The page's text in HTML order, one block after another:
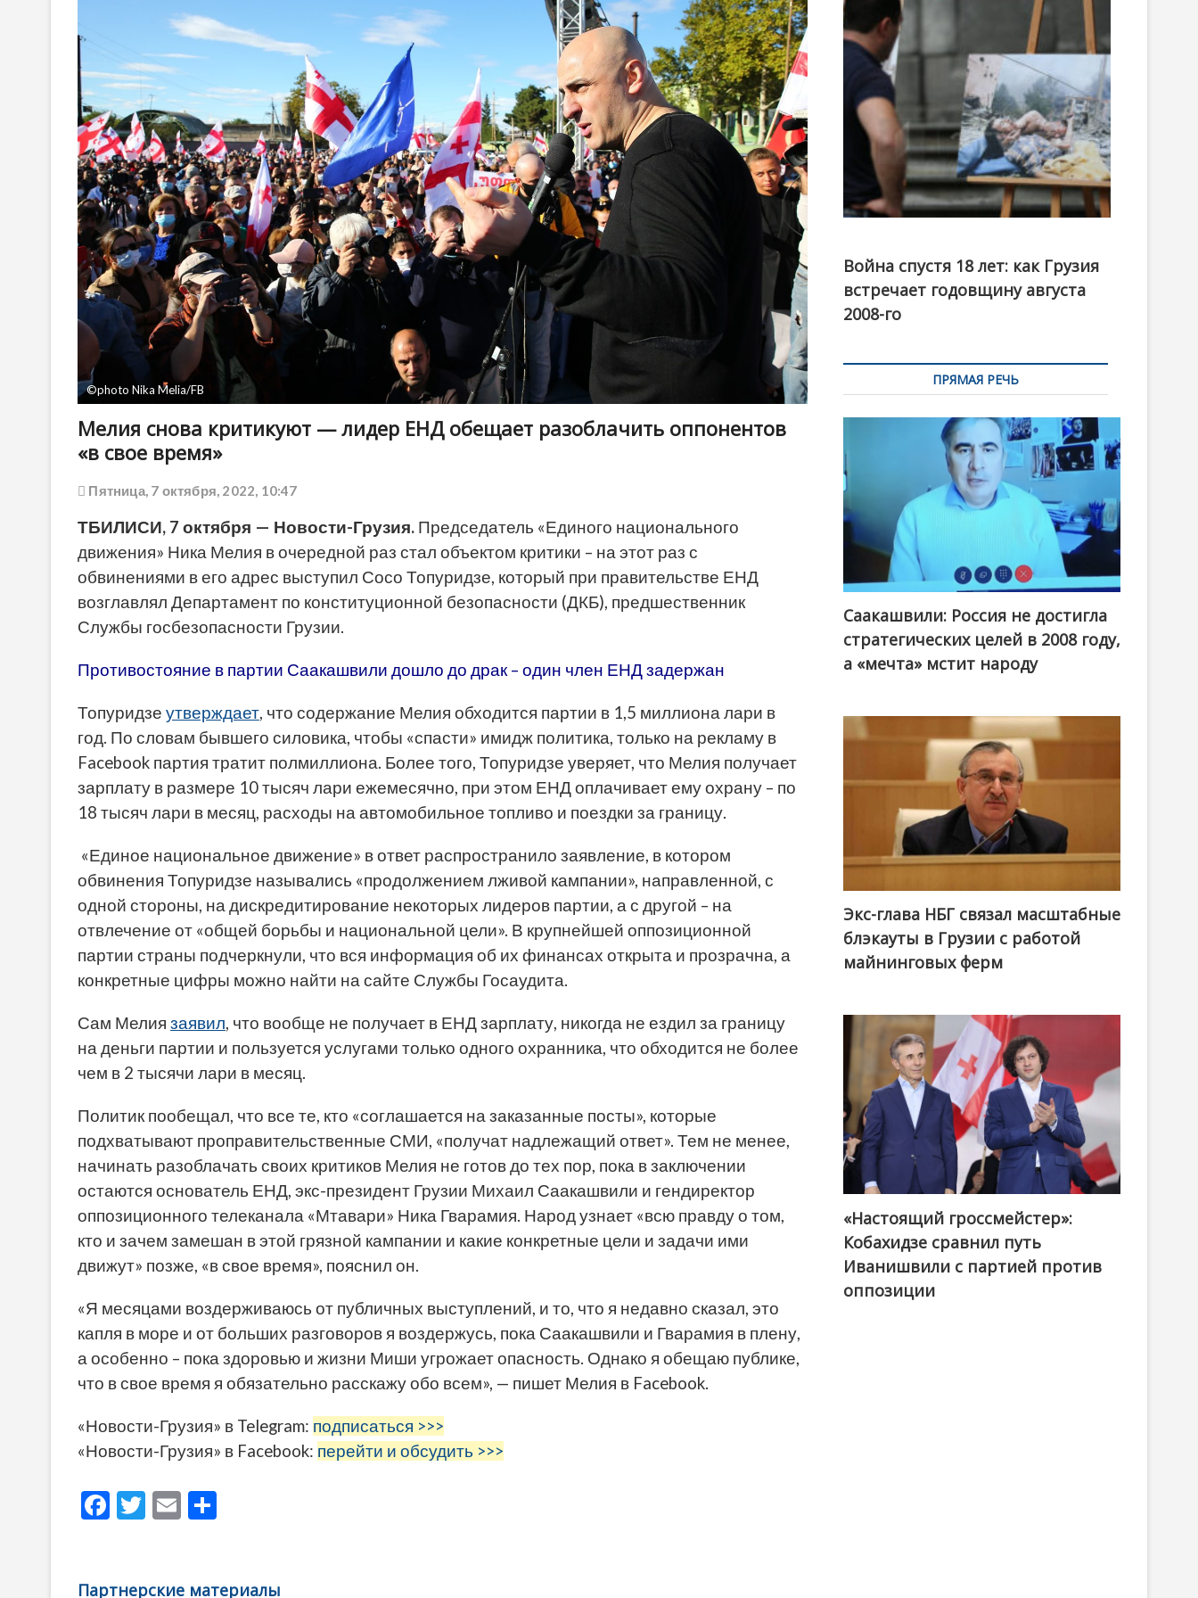
o
n
©photo Nika Melia/FB
Мелия снова критикуют — лидер ЕНД обещает разоблачить оппонентов
«в свое время»
Пятница, 7 октября, 2022, 10:47
ТБИЛИСИ, 7 октября — Новости-Грузия. Председатель «Единого национального
движения» Ника Мелия в очередной раз стал объектом критики – на этот раз с
обвинениями в его адрес выступил Сосо Топуридзе, который при правительстве ЕНД
возглавлял Департамент по конституционной безопасности (ДКБ), предшественник
Службы госбезопасности Грузии.
Противостояние в партии Саакашвили дошло до драк – один член ЕНД задержан
Топуридзе утверждает, что содержание Мелия обходится партии в 1,5 миллиона лари в
год. По словам бывшего силовика, чтобы «спасти» имидж политика, только на рекламу в
Facebook партия тратит полмиллиона. Более того, Топуридзе уверяет, что Мелия получает
зарплату в размере 10 тысяч лари ежемесячно, при этом ЕНД оплачивает ему охрану – по
18 тысяч лари в месяц, расходы на автомобильное топливо и поездки за границу.
«Единое национальное движение» в ответ распространило заявление, в котором
обвинения Топуридзе назывались «продолжением лживой кампании», направленной, с
одной стороны, на дискредитирование некоторых лидеров партии, а с другой – на
отвлечение от «общей борьбы и национальной цели». В крупнейшей оппозиционной
партии страны подчеркнули, что вся информация об их финансах открыта и прозрачна, а
конкретные цифры можно найти на сайте Службы Госаудита.
Сам Мелия заявил, что вообще не получает в ЕНД зарплату, никогда не ездил за границу
на деньги партии и пользуется услугами только одного охранника, что обходится не более
чем в 2 тысячи лари в месяц.
Политик пообещал, что все те, кто «соглашается на заказанные посты», которые
подхватывают проправительственные СМИ, «получат надлежащий ответ». Тем не менее,
начинать разоблачать своих критиков Мелия не готов до тех пор, пока в заключении
остаются основатель ЕНД, экс-президент Грузии Михаил Саакашвили и гендиректор
оппозиционного телеканала «Мтавари» Ника Гварамия. Народ узнает «всю правду о том,
кто и зачем замешан в этой грязной кампании и какие конкретные цели и задачи ими
движут» позже, «в свое время», пояснил он.
«Я месяцами воздерживаюсь от публичных выступлений, и то, что я недавно сказал, это
капля в море и от больших разговоров я воздержусь, пока Саакашвили и Гварамия в плену,
а особенно – пока здоровью и жизни Миши угрожает опасность. Однако я обещаю публике,
что в свое время я обязательно расскажу обо всем», — пишет Мелия в Facebook.
«Новости-Грузия» в Telegram: подписаться >>>
«Новости-Грузия» в Facebook: перейти и обсудить >>>
F
b
T
er
E
l
а
Партнерские материалы
канал
Война спустя 18 лет: как Грузия
встречает годовщину августа
2008-го
ПРЯМАЯ РЕЧЬ
Саакашвили: Россия не достигла
стратегических целей в 2008 году,
а «мечта» мстит народу
Экс-глава НБГ связал масштабные
блэкауты в Грузии с работой
майнинговых ферм
@ქართული ოცნება / Georgian Dream
«Настоящий гроссмейстер»:
Кобахидзе сравнил путь
Иванишвили с партией против
оппозиции